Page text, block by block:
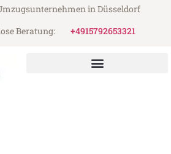
in Düsseldorf
Beratung:
+4915792653321